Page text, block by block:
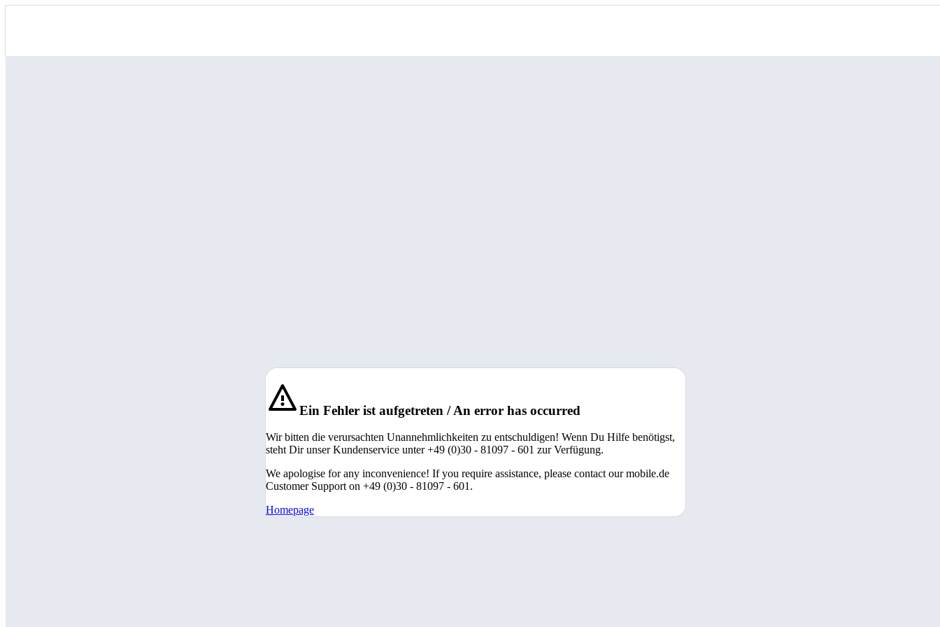
Ein Fehler ist aufgetreten / An error has occurred
Wir bitten die verursachten Unannehmlichkeiten zu entschuldigen! Wenn Du Hilfe benötigst,
steht Dir unser Kundenservice unter +49 (0)30 - 81097 - 601 zur Verfügung.
We apologise for any inconvenience! If you require assistance, please contact our mobile.de
Customer Support on +49 (0)30 - 81097 - 601.
Homepage